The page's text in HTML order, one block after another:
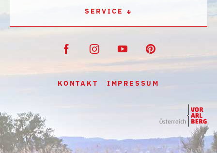
SERVICE
KONTAKT IMPRESSUM